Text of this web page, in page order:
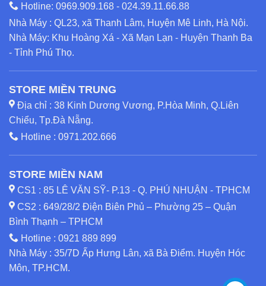
Hotline: 0969.909.168 - 024.39.11.66.88
Nhà Máy : QL23, xã Thanh Lâm, Huyện Mê Linh, Hà Nội.
Nhà Máy: Khu Hoàng Xá - Xã Mạn Lạn - Huyện Thanh Ba
- Tỉnh Phú Thọ.
STORE MIỀN TRUNG
Địa chỉ : 38 Kinh Dương Vương, P.Hòa Minh, Q.Liên
Chiểu, Tp.Đà Nẵng.
Hotline : 0971.202.666
STORE MIỀN NAM
CS1 : 85 LÊ VĂN SỸ- P.13 - Q. PHÚ NHUẬN - TPHCM
CS2 : 649/28/2 Điện Biên Phủ – Phường 25 – Quận
Bình Thạnh – TPHCM
Hotline : 0921 889 899
Nhà Máy : 35/7D Ấp Hưng Lân, xã Bà Điểm. Huyện Hóc
Môn, TP.HCM.